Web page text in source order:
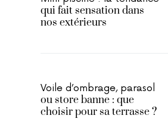
qui fait sensation dans
nos extérieurs
Voile d’ombrage, parasol
ou store banne : que
choisir pour sa terrasse ?